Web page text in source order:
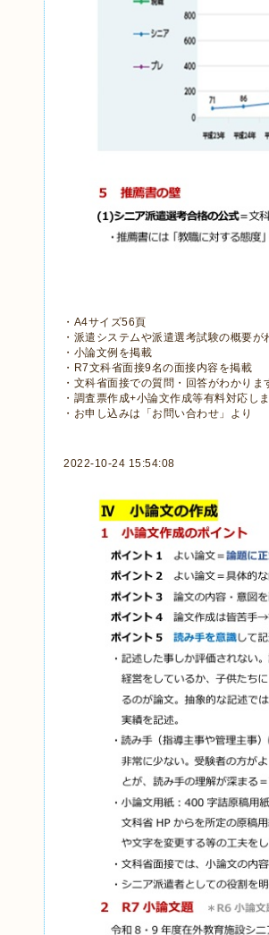
・A4サイズ56頁
・派遣システムや派遣選考試験の概要が
・小論文例を掲載
・R7文科省面接9名の面接内容を掲載
・文科省面接での質問・回答がわかりま
・調査票作成+小論文作成等有料対応しま
・お申し込みは「お問い合わせ」より
2022-10-24 15:54:08